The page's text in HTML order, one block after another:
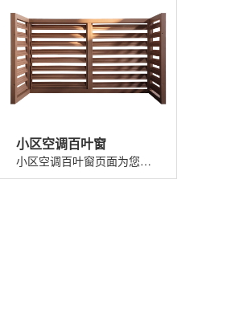
小区空调百叶窗
小区空调百叶窗页面为您提供小区空调百叶窗价格、图片、介绍、规格、参数、特点、优势、应用以及小区空调百叶窗厂家电话、地址等信息。...